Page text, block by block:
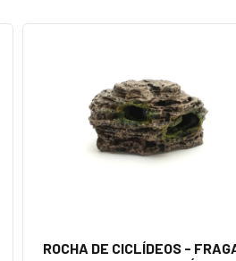
ROCHA DE CICLÍDEOS -